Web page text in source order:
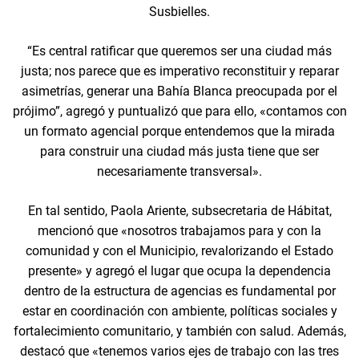
Susbielles.
“Es central ratificar que queremos ser una ciudad más
justa; nos parece que es imperativo reconstituir y reparar
asimetrías, generar una Bahía Blanca preocupada por el
prójimo”, agregó y puntualizó que para ello, «contamos con
un formato agencial porque entendemos que la mirada
para construir una ciudad más justa tiene que ser
necesariamente transversal».
En tal sentido, Paola Ariente, subsecretaria de Hábitat,
mencionó que «nosotros trabajamos para y con la
comunidad y con el Municipio, revalorizando el Estado
presente» y agregó el lugar que ocupa la dependencia
dentro de la estructura de agencias es fundamental por
estar en coordinación con ambiente, políticas sociales y
fortalecimiento comunitario, y también con salud. Además,
destacó que «tenemos varios ejes de trabajo con las tres